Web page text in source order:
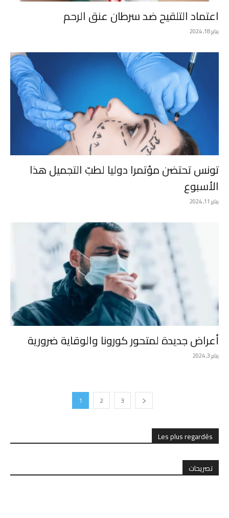
اعتماد التلقيح ضد سرطان عنق الرحم
يناير 18, 2024
تونس تحتضن مؤتمرا دوليا لطبّ التجميل هذا
الأسبوع
يناير 11, 2024
أعراض جديدة لمتحور كورونا والوقاية ضرورية
يناير 3, 2024
1 2 3
Les plus regardés
تصريحات